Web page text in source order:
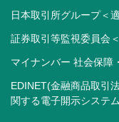
日本取引所グループ＜
証券取引等監視委員会
マイナンバー 社会保障
EDINET(金融商品取引
関する電子開示システ